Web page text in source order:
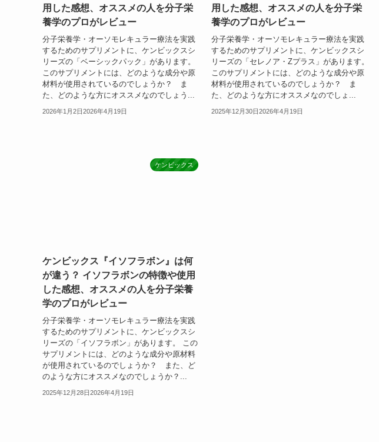
用した感想、オススメの人を分子栄
養学のプロがレビュー
分子栄養学・オーソモレキュラー療法を実践
するためのサプリメントに、ケンビックスシ
リーズの「ベーシックパック」があります。
このサプリメントには、どのような成分や原
材料が使用されているのでしょうか？ ま
た、どのような方にオススメなのでしょう...
2026年1月2日2026年4月19日
用した感想、オススメの人を分子栄
養学のプロがレビュー
分子栄養学・オーソモレキュラー療法を実践
するためのサプリメントに、ケンビックスシ
リーズの「セレノア・Zプラス」があります。
このサプリメントには、どのような成分や原
材料が使用されているのでしょうか？ ま
た、どのような方にオススメなのでしょ...
2025年12月30日2026年4月19日
ケンビックス
ケンビックス『イソフラボン』は何
が違う？ イソフラボンの特徴や使用
した感想、オススメの人を分子栄養
学のプロがレビュー
分子栄養学・オーソモレキュラー療法を実践
するためのサプリメントに、ケンビックスシ
リーズの「イソフラボン」があります。 この
サプリメントには、どのような成分や原材料
が使用されているのでしょうか？ また、ど
のような方にオススメなのでしょうか？...
2025年12月28日2026年4月19日